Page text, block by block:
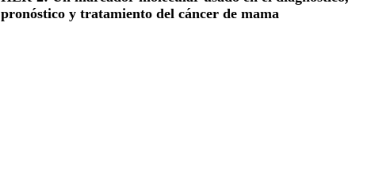
pronóstico y tratamiento del cáncer de mama